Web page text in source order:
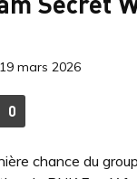
19 mars 2026
ACCÉDER AUX
0
COMMENTAIRES
chance du